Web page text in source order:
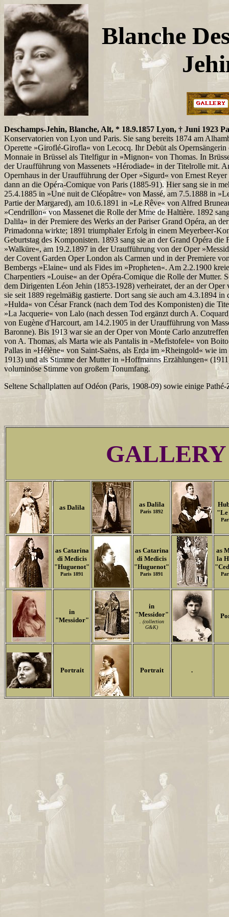
Blanche
Deschamps-Jehin, Blanche, Alt, * 18.9.1857 Lyon, † Juni 1923
Konservatorien von Lyon und Paris. Sie sang bereits 1874 am
Operette »Giroflé-Girofla« von Lecocq. Ihr Debüt als Opernsängerin
Monnaie in Brüssel als Titelfigur in »Mignon« von Thomas. In
der Uraufführung von Massenets »Hérodiade« in der Titelrolle mit.
Opernhaus in der Uraufführung der Oper »Sigurd« von Ernest
dann an die Opéra-Comique von Paris (1885-91). Hier sang sie in
25.4.1885 in »Une nuit de Cléopâtre« von Massé, am 7.5.1888 in
Partie der Margared), am 10.6.1891 in »Le Rêve« von Alfred
»Cendrillon« von Massenet die Rolle der Mme de Haltière. 1892
Dalila« in der Premiere des Werks an der Pariser Grand Opéra, an
Primadonna wirkte; 1891 triumphaler Erfolg in einem Meyerbeer-
Geburtstag des Komponisten. 1893 sang sie an der Grand Opéra
»Walküre«, am 19.2.1897 in der Uraufführung von der Oper
der Covent Garden Oper London als Carmen und in der Premiere
Bembergs »Elaine« und als Fides im »Propheten«. Am 2.2.1900
Charpentiers »Louise« an der Opéra-Comique die Rolle der Mutter.
dem Dirigenten Léon Jehin (1853-1928) verheiratet, der an der
sie seit 1889 regelmäßig gastierte. Dort sang sie auch am 4.3.1894
»Hulda« von César Franck (nach dem Tod des Komponisten) die
»La Jacquerie« von Lalo (nach dessen Tod ergänzt durch A.
von Eugène d'Harcourt, am 14.2.1905 in der Uraufführung von
Baronne). Bis 1913 war sie an der Oper von Monte Carlo
von A. Thomas, als Marta wie als Pantalis in »Mefistofele« von
Pallas in »Hélène« von Saint-Saëns, als Erda im »Rheingold« wie
1913) und als Stimme der Mutter in »Hoffmanns Erzählungen«
voluminöse Stimme von großem Tonumfang.
Seltene Schallplatten auf Odéon (Paris, 1908-09) sowie einige
GALLERY
as Dalila as Dalila
Paris 1892
"Le
as Catarina
di Medicis
"Huguenot"
Paris 1891
as Catarina
di Medicis
"Huguenot"
Paris 1891
as
la
in
"Messidor"
in
"Messidor"
. (collection
G&K)
Portrait Portrait .